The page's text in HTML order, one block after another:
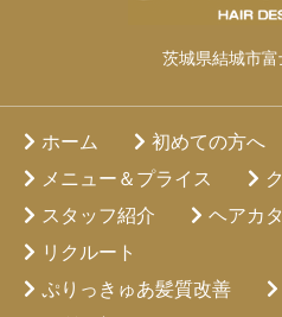
茨城県結城市
ホーム
初めての方へ
メニュー＆プライス
スタッフ紹介
ヘアカ
リクルート
ぷりっきゅあ髪質改善